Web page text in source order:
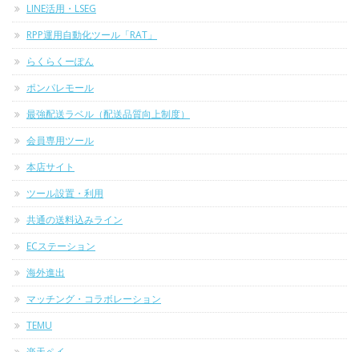
LINE活用・LSEG
RPP運用自動化ツール「RAT」
らくらくーぽん
ポンパレモール
最強配送ラベル（配送品質向上制度）
会員専用ツール
本店サイト
ツール設置・利用
共通の送料込みライン
ECステーション
海外進出
マッチング・コラボレーション
TEMU